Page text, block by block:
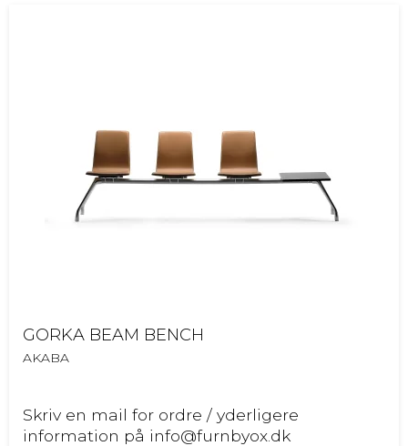
GORKA BEAM BENCH
AKABA
Skriv en mail for ordre / yderligere
information på info@furnbyox.dk